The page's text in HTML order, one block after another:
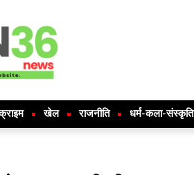
खेल राजनीति धर्म-कला-संस्कृति